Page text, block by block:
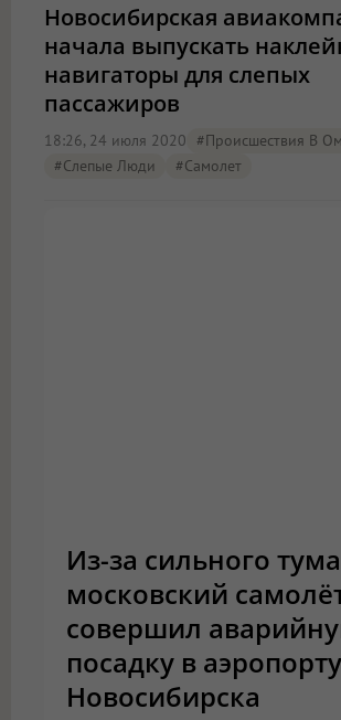
Новосибирская
начала выпускать
навигаторы для слепых
пассажиров
18:26, 24 июля 2020 #Происшествия В
#слепые Люди
#Самолет
Из-за сильного
московский
совершил
посадку в аэропорту
Новосибирска